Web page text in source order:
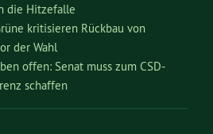
die Hitzefalle
kritisieren Rückbau von
der Wahl
offen: Senat muss zum CSD-
schaffen